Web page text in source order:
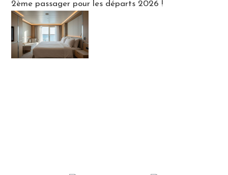
2ème passager pour les départs 2026 !